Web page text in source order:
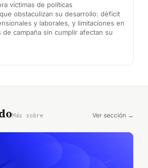
víctimas de políticas
obstaculizan su desarrollo: déficit
y laborales, y limitaciones en
de campaña sin cumplir afectan su
Más sobre Ver sección →